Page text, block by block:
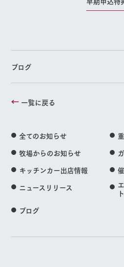
ブログ
一覧に戻る
全てのお知らせ
牧場からのお知らせ
キッチンカー出店情報
ニュースリリース
ブログ